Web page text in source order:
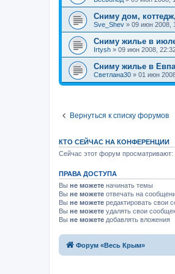
Сниму дом,
Sve_Shev » 09 июн 2008,
Сниму жилье в
Irtysh » 09 июн 2008,
Сниму жилье в
Светлана30 » 01 июн
Вернуться к списку форумов
КТО СЕЙЧАС НА КОНФЕРЕНЦИИ
Сейчас этот форум просматривают:
ПРАВА ДОСТУПА
Вы не можете начинать темы
Вы не можете отвечать на
Вы не можете редактировать свои
Вы не можете удалять свои
Вы не можете добавлять вложения
Форум «Весь Крым»